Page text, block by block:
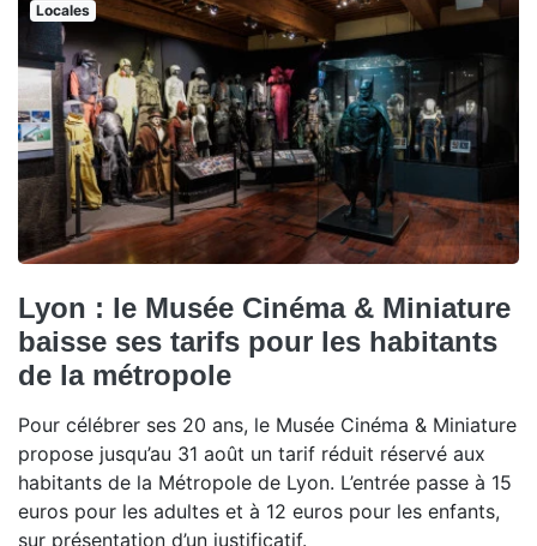
Locales
Lyon : le Musée Cinéma & Miniature
baisse ses tarifs pour les habitants
de la métropole
Pour célébrer ses 20 ans, le Musée Cinéma & Miniature
propose jusqu’au 31 août un tarif réduit réservé aux
habitants de la Métropole de Lyon. L’entrée passe à 15
euros pour les adultes et à 12 euros pour les enfants,
sur présentation d’un justificatif.